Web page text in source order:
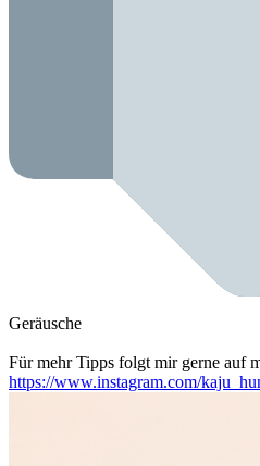
Geräusche
Für mehr Tipps folgt mir gerne auf
https://www.instagram.com/